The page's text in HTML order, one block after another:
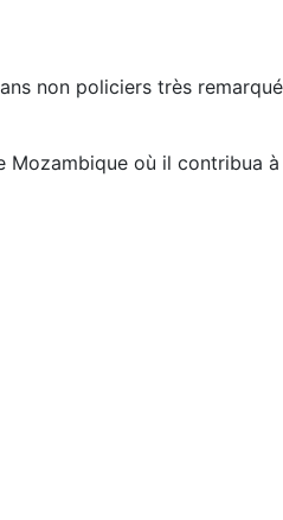
non policiers très
où il contribua